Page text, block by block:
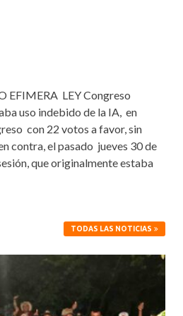
EFIMERA LEY Congreso
uso indebido de la IA, en
con 22 votos a favor, sin
contra, el pasado jueves 30 de
que originalmente estaba
TODAS LAS NOTICIAS